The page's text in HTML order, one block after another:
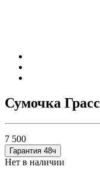
Сумочка Грасс
7 500
Гарантия 48ч
Нет в наличии